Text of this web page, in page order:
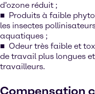
d’ozone réduit ;
Produits à faible
les insectes
aquatiques ;
Odeur très faible et
de travail plus longues
travailleurs.
Compensation